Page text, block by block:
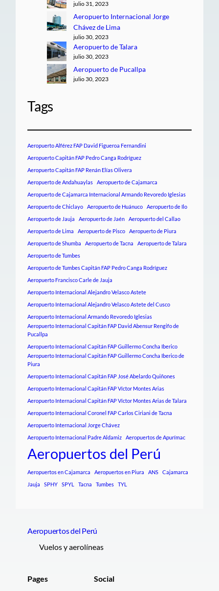
julio 31, 2023
Aeropuerto Internacional Jorge
Chávez de Lima
julio 30, 2023
Aeropuerto de Talara
julio 30, 2023
Aeropuerto de Pucallpa
julio 30, 2023
Tags
Aeropuerto Alférez FAP David Figueroa Fernandini
Aeropuerto Capitán FAP Pedro Canga Rodríguez
Aeropuerto Capitán FAP Renán Elías Olivera
Aeropuerto de Andahuaylas
Aeropuerto de Cajamarca
Aeropuerto de Cajamarca Internacional Armando Revoredo Iglesias
Aeropuerto de Chiclayo
Aeropuerto de Huánuco
Aeropuerto de Ilo
Aeropuerto de Jauja
Aeropuerto de Jaén
Aeropuerto del Callao
Aeropuerto de Lima
Aeropuerto de Pisco
Aeropuerto de Piura
Aeropuerto de Shumba
Aeropuerto de Tacna
Aeropuerto de Talara
Aeropuerto de Tumbes
Aeropuerto de Tumbes Capitán FAP Pedro Canga Rodríguez
Aeropuerto Francisco Carle de Jauja
Aeropuerto Internacional Alejandro Velasco Astete
Aeropuerto Internacional Alejandro Velasco Astete del Cusco
Aeropuerto Internacional Armando Revoredo Iglesias
Aeropuerto Internacional Capitán FAP David Abensur Rengifo de
Pucallpa
Aeropuerto Internacional Capitán FAP Guillermo Concha Iberico
Aeropuerto Internacional Capitán FAP Guillermo Concha Iberico de
Piura
Aeropuerto Internacional Capitán FAP José Abelardo Quiñones
Aeropuerto Internacional Capitán FAP Víctor Montes Arias
Aeropuerto Internacional Capitán FAP Víctor Montes Arias de Talara
Aeropuerto Internacional Coronel FAP Carlos Ciriani de Tacna
Aeropuerto Internacional Jorge Chávez
Aeropuerto Internacional Padre Aldamiz
Aeropuertos de Apurímac
Aeropuertos del Perú
Aeropuertos en Cajamarca Aeropuertos en Piura ANS
Cajamarca
Jauja
SPHY SPYL Tacna Tumbes TYL
Aeropuertos del Perú
Vuelos y aerolíneas
Pages Social